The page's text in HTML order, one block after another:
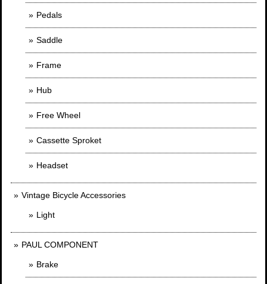
Pedals
Saddle
Frame
Hub
Free Wheel
Cassette Sproket
Headset
Vintage Bicycle Accessories
Light
PAUL COMPONENT
Brake